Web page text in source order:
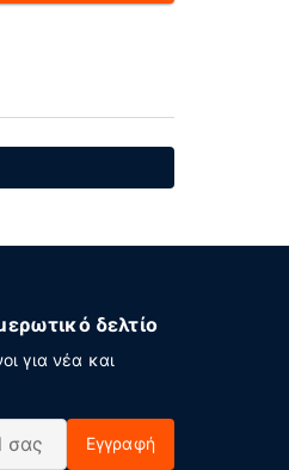
δελτίο
για νέα και
Εγγραφή